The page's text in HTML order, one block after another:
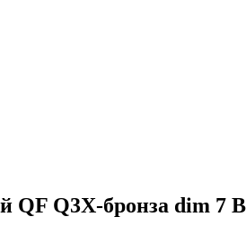
Q3X-бронза dim 7